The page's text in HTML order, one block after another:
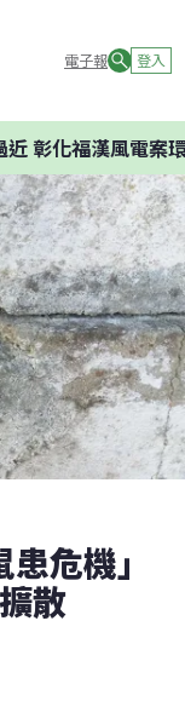
電子報 登入
福漢風電案環委建
危機」
散